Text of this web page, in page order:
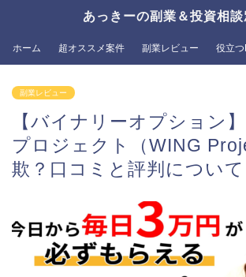
あっきーの副業＆投資相談
ホーム 超オススメ案件 副業レビュー 役立
副業レビュー
【バイナリーオプション
プロジェクト（WING
欺？口コミと評判について